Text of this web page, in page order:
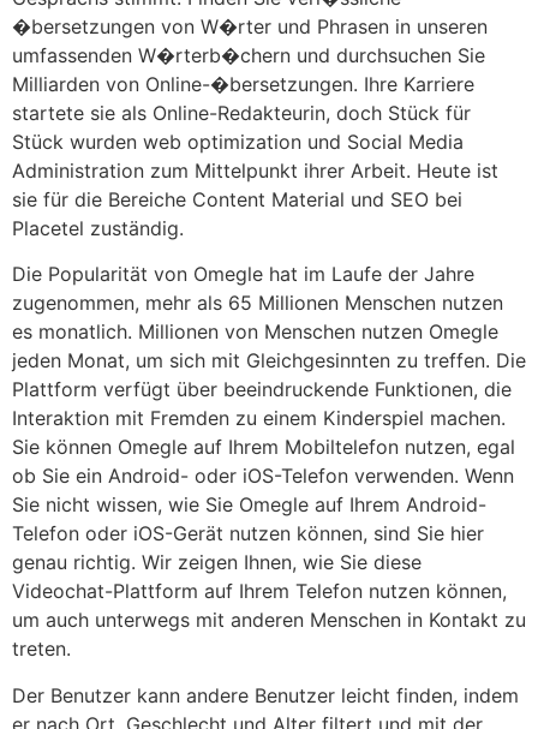
�bersetzungen von W�rter und Phrasen in unseren
umfassenden W�rterb�chern und durchsuchen Sie
Milliarden von Online-�bersetzungen. Ihre Karriere
startete sie als Online-Redakteurin, doch Stück für
Stück wurden web optimization und Social Media
Administration zum Mittelpunkt ihrer Arbeit. Heute ist
sie für die Bereiche Content Material und SEO bei
Placetel zuständig.
Die Popularität von Omegle hat im Laufe der Jahre
zugenommen, mehr als 65 Millionen Menschen nutzen
es monatlich. Millionen von Menschen nutzen Omegle
jeden Monat, um sich mit Gleichgesinnten zu treffen. Die
Plattform verfügt über beeindruckende Funktionen, die
Interaktion mit Fremden zu einem Kinderspiel machen.
Sie können Omegle auf Ihrem Mobiltelefon nutzen, egal
ob Sie ein Android- oder iOS-Telefon verwenden. Wenn
Sie nicht wissen, wie Sie Omegle auf Ihrem Android-
Telefon oder iOS-Gerät nutzen können, sind Sie hier
genau richtig. Wir zeigen Ihnen, wie Sie diese
Videochat-Plattform auf Ihrem Telefon nutzen können,
um auch unterwegs mit anderen Menschen in Kontakt zu
treten.
Der Benutzer kann andere Benutzer leicht finden, indem
er nach Ort, Geschlecht und Alter filtert und mit der